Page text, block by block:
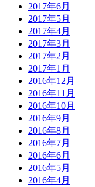
2017年6月
2017年5月
2017年4月
2017年3月
2017年2月
2017年1月
2016年12月
2016年11月
2016年10月
2016年9月
2016年8月
2016年7月
2016年6月
2016年5月
2016年4月